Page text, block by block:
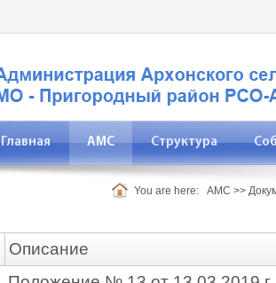
Главная АМС Структура
You are here: АМС >>
Описание